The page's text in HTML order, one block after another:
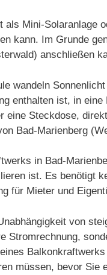
als Mini-Solaranlage
kann. Im Grunde
anschließen
wandeln
enthalten ist, in
eine Steckdose,
Bad-Marienberg
in Bad-
ist. Es benötigt
für Mieter und
von
Stromrechnung,
müssen, bevor